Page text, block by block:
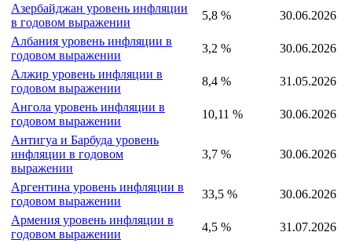
Азербайджан уровень инфляции
в годовом выражении
5,8 %
30.06.2026
Албания уровень инфляции в
годовом выражении
3,2 %
30.06.2026
Алжир уровень инфляции в
годовом выражении
8,4 %
31.05.2026
Ангола уровень инфляции в
годовом выражении
10,11 %
30.06.2026
Антигуа и Барбуда уровень
инфляции в годовом
выражении
3,7 % 30.06.2026
Аргентина уровень инфляции в
годовом выражении
33,5 %
30.06.2026
Армения уровень инфляции в
годовом выражении
4,5 %
31.07.2026